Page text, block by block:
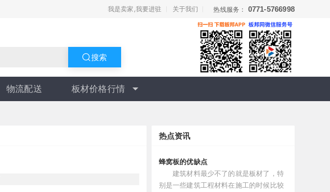
我是卖家,我要进驻 关于我们 热线服务： 0771-5766998
搜索
物流配送 板材价格行情
热点资讯
蜂窝板的优缺点
建筑材料最少不了的就是板材了，特
别是一些建筑工程材料在施工的时候比较